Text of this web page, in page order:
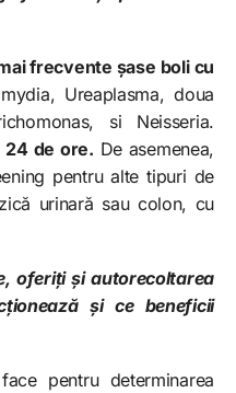
frecvente șase boli cu
Ureaplasma, doua
si Neisseria.
24 de ore. De asemenea,
pentru alte tipuri de
urinară sau colon, cu
oferiți și autorecoltarea
și ce beneficii
pentru determinarea